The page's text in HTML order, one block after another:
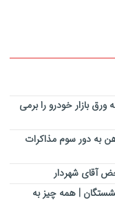
بازار خودرو را بر­می
به دور سوم مذاکرات
آقای شهردار
| همه چیز به